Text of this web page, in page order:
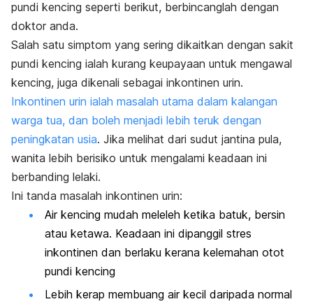
pundi kencing seperti berikut, berbincanglah dengan
doktor anda.
Salah satu simptom yang sering dikaitkan dengan sakit
pundi kencing ialah kurang keupayaan untuk mengawal
kencing, juga dikenali sebagai inkontinen urin.
Inkontinen urin ialah masalah utama dalam kalangan
warga tua, dan boleh menjadi lebih teruk dengan
peningkatan usia. Jika melihat dari sudut jantina pula,
wanita lebih berisiko untuk mengalami keadaan ini
berbanding lelaki.
Ini tanda masalah inkontinen urin:
Air kencing mudah meleleh ketika batuk, bersin
atau ketawa. Keadaan ini dipanggil stres
inkontinen dan berlaku kerana kelemahan otot
pundi kencing
Lebih kerap membuang air kecil daripada normal